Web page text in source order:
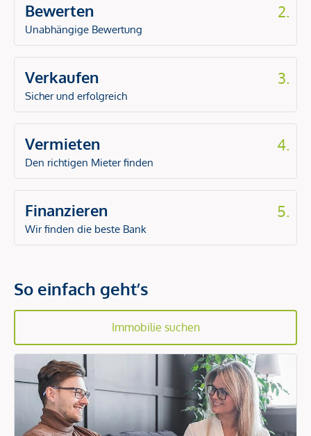
Bewerten
Unabhängige Bewertung
2.
Verkaufen
Sicher und erfolgreich
3.
Vermieten
Den richtigen Mieter finden
4.
Finanzieren
Wir finden die beste Bank
5.
So einfach geht’s
Immobilie suchen